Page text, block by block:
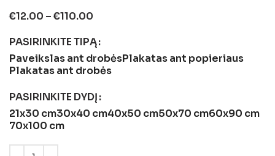
€12.00 –€110.00
PASIRINKITE TIPĄ
Paveikslas ant drobėsPlakatas ant popieriaus
Plakatas ant drobės
PASIRINKITE DYDĮ
21x30 cm30x40 cm40x50 cm50x70 cm60x90 cm
70x100 cm